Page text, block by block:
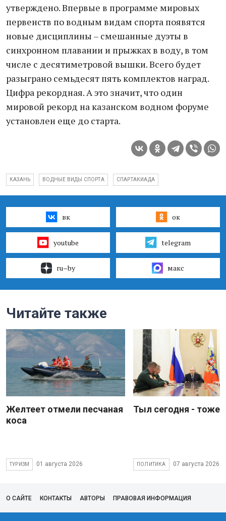
утверждено. Впервые в программе мировых
первенств по водным видам спорта появятся
новые дисциплины – смешанные дуэты в
синхронном плавании и прыжках в воду, в том
числе с десятиметровой вышки. Всего будет
разыграно семьдесят пять комплектов наград.
Цифра рекордная. А это значит, что один
мировой рекорд на казанском водном форуме
установлен еще до старта.
КАЗАНЬ ВОДНЫЕ ВИДЫ СПОРТА СПАРТАКИАДА
вк ок
youtube telegram
ru–by макс
Читайте также
Желтеет отмели песчаная
коса
ТУРИЗМ 01 августа 2026
Тыл сегодня - тоже
ПОЛИТИКА 07 августа 2026
О САЙТЕ КОНТАКТЫ АВТОРЫ ПРАВОВАЯ ИНФОРМАЦИЯ